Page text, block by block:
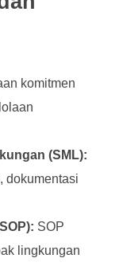
komitmen
(SML):
dokumentasi
SOP
lingkungan